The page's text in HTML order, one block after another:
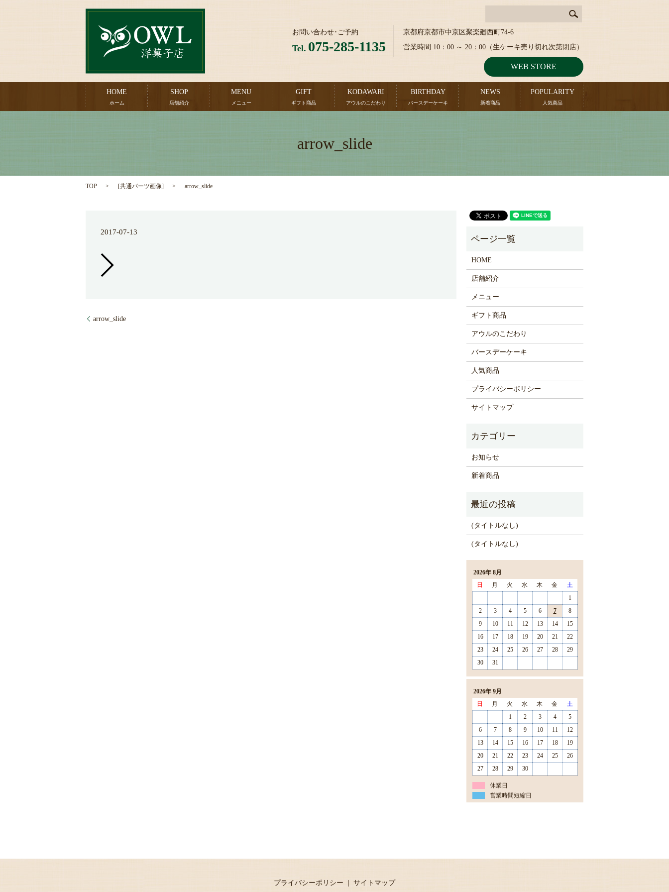
お問い合わせ･ご予約
Tel. 075-285-1135
京都府京都市中京区聚楽廻西町74-6
営業時間 10：00 ～ 20：00（生ケーキ売り切れ次第閉店）
WEB STORE
HOME
ホーム
SHOP
店舗紹介
MENU
メニュー
GIFT
ギフト商品
KODAWARI
アウルのこだわり
BIRTHDAY
バースデーケーキ
NEWS
新着商品
POPULARITY
人気商品
arrow_slide
TOP [共通パーツ画像] arrow_slide
2017-07-13
arrow_slide
HOME
店舗紹介
メニュー
ギフト商品
アウルのこだわり
バースデーケーキ
人気商品
プライバシーポリシー
サイトマップ
お知らせ
新着商品
(タイトルなし)
(タイトルなし)
2026年 8月
日
月 火 水 木 金
土
1
2
3 4 5 6 7
8
9
10 11 12 13 14
15
16
17 18 19 20 21
22
23
24 25 26 27 28
29
30
31
2026年 9月
日
月 火 水 木 金
土
1
2 3 4
5
6
7 8 9 10 11
12
13
14 15 16 17 18
19
20
21 22 23 24 25
26
27
28 29 30
休業日
営業時間短縮日
プライバシーポリシー サイトマップ